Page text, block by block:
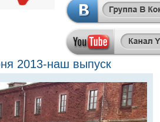
2013-наш выпуск